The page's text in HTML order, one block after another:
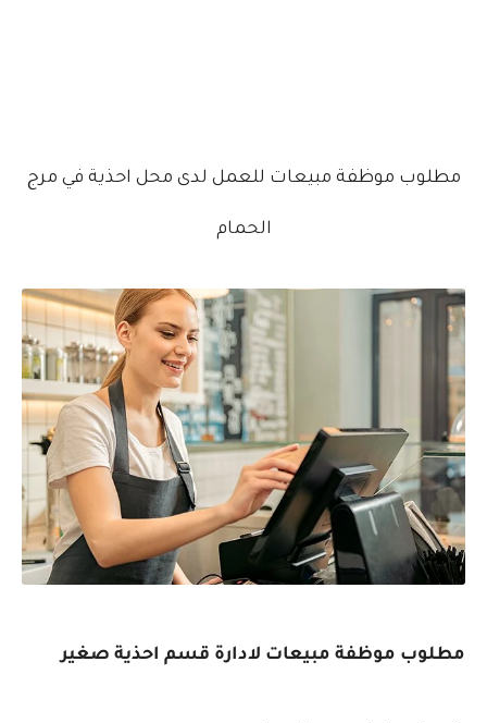
مطلوب موظفة مبيعات للعمل لدى محل احذية في مرج
الحمام
مطلوب موظفة مبيعات لادارة قسم احذية صغير